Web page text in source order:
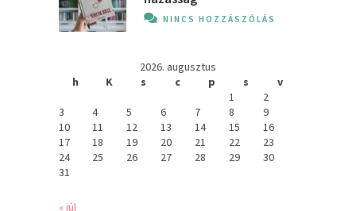
NINCS HOZZÁSZÓLÁS
2026. augusztus
h
K s c p s
v
1
2
3
4 5 6 7 8
9
10
11 12 13 14 15
16
17
18 19 20 21 22
23
24
25 26 27 28 29
30
31
« júl